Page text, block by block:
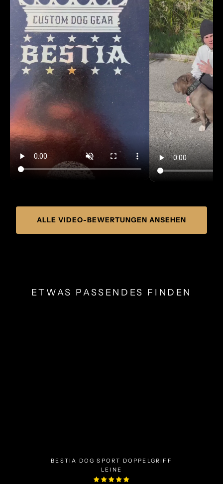
ALLE VIDEO-BEWERTUNGEN ANSEHEN
ETWAS PASSENDES FINDEN
BESTIA DOG SPORT DOPPELGRIFF
LEINE